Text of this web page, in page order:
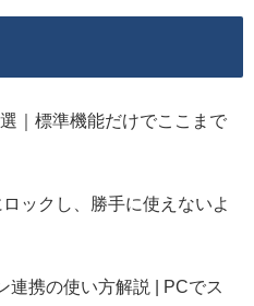
｜標準機能だけでここまで
ックし、勝手に使えないよ
連携の使い方解説 | PCでス